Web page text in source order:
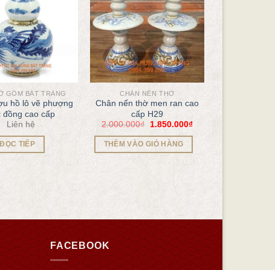
GỐM BÁT TRÀNG
hồ lô vẽ phượng
đồng cao cấp
Liên hệ
ĐỌC TIẾP
CHÂN NẾN THỜ
Chân nến thờ men ran cao
cấp H29
2.000.000₫ 1.850.000₫
THÊM VÀO GIỎ HÀNG
FACEBOOK